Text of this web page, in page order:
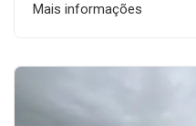
Mais informações